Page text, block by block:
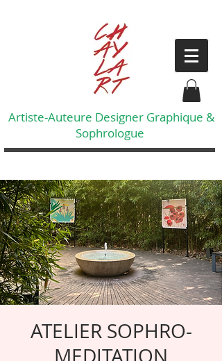
Artiste-Auteure Designer Graphique &
Sophrologue
ATELIER SOPHRO-